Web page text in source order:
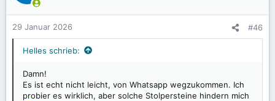
29 Januar 2026 #46
Helles schrieb:
Damn!
Es ist echt nicht leicht, von Whatsapp wegzukommen. Ich
probier es wirklich, aber solche Stolpersteine hindern mich